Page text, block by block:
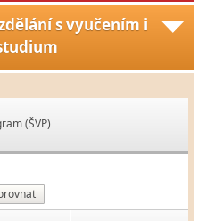
s vyučením i
(ŠVP)